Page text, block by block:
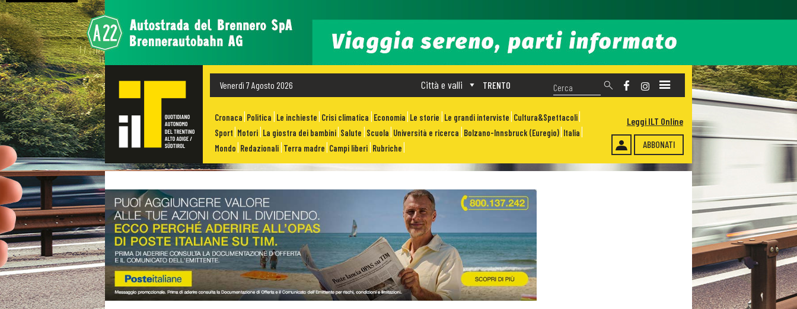
Venerdì 7 Agosto 2026 TRENTO
Città e valli
Cronaca Politica Le inchieste Crisi climatica Economia Le storie Le grandi interviste Cultura&Spettacoli
Sport Motori La giostra dei bambini Salute Scuola Università e ricerca Bolzano-Innsbruck (Euregio) Italia
Mondo Redazionali Terra madre Campi liberi Rubriche ABBONATI
Leggi ILT Online